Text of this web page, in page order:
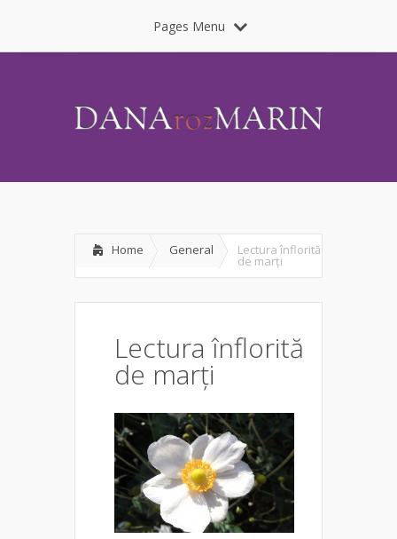
Pages Menu
Home General Lectura înflorită
de marți
Lectura înflorită
de marți